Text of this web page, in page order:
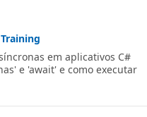
em aplicativos C#
e 'await' e como executar